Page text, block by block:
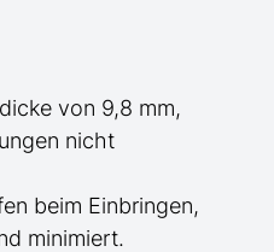
von 9,8 mm,
nicht
beim Einbringen,
minimiert.